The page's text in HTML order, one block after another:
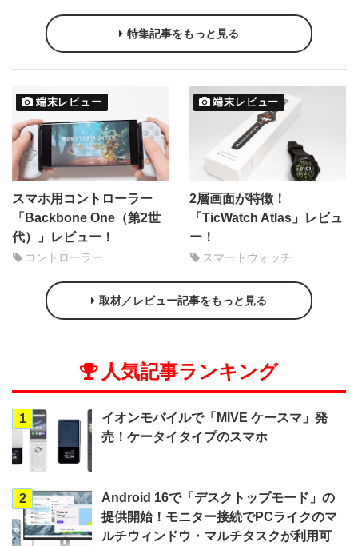
特集記事をもっと見る
端末レビュー
スマホ用コントローラー
「Backbone One（第2世
代）」レビュー！
コントローラー
端末レビュー
2層画面が特徴！
「TicWatch Atlas」レビュ
ー！
スマートウォッチ
取材／レビュー記事をもっと見る
人気記事ランキング
1
イオンモバイルで「MIVE ケースマ」発
売！ケータイタイプのスマホ
2
Android 16で「デスクトップモード」の
提供開始！モニター接続でPCライクのマ
ルチウィンドウ・マルチタスクが利用可